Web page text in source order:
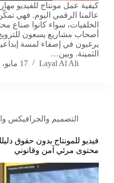
كيفية عمل مونتاج للفيديو
عالمنا الرقمي اليوم. فهي
الخلفيات، سواء كانوا صناع
أصحاب مشاريع يسعون
يرغبون في إضفاء لمسة
الثمينة. وبين…
Layal Al Ali
17 مايو، 2025
التصميم والجرافيكس
فيديو للمونتاج بدون حقوق
محتوى مرئي آمن وقانوني